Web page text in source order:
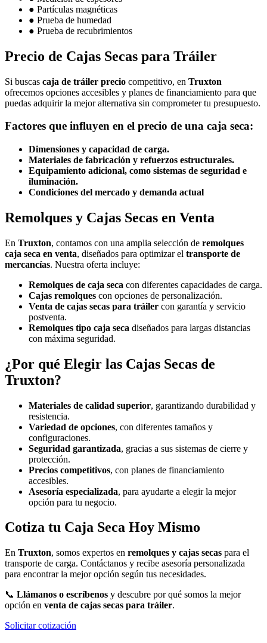
● Partículas magnéticas
● Prueba de humedad
● Prueba de recubrimientos
Precio de Cajas Secas para Tráiler
Si buscas caja de tráiler precio competitivo, en Truxton
ofrecemos opciones accesibles y planes de financiamiento para que
puedas adquirir la mejor alternativa sin comprometer tu presupuesto.
Factores que influyen en el precio de una caja seca:
Dimensiones y capacidad de carga.
Materiales de fabricación y refuerzos estructurales.
Equipamiento adicional, como sistemas de seguridad e
iluminación.
Condiciones del mercado y demanda actual
Remolques y Cajas Secas en Venta
En Truxton, contamos con una amplia selección de remolques
caja seca en venta, diseñados para optimizar el transporte de
mercancías. Nuestra oferta incluye:
Remolques de caja seca con diferentes capacidades de carga.
Cajas remolques con opciones de personalización.
Venta de cajas secas para tráiler con garantía y servicio
postventa.
Remolques tipo caja seca diseñados para largas distancias
con máxima seguridad.
¿Por qué Elegir las Cajas Secas de
Truxton?
Materiales de calidad superior, garantizando durabilidad y
resistencia.
Variedad de opciones, con diferentes tamaños y
configuraciones.
Seguridad garantizada, gracias a sus sistemas de cierre y
protección.
Precios competitivos, con planes de financiamiento
accesibles.
Asesoría especializada, para ayudarte a elegir la mejor
opción para tu negocio.
Cotiza tu Caja Seca Hoy Mismo
En Truxton, somos expertos en remolques y cajas secas para el
transporte de carga. Contáctanos y recibe asesoría personalizada
para encontrar la mejor opción según tus necesidades.
📞 Llámanos o escríbenos y descubre por qué somos la mejor
opción en venta de cajas secas para tráiler.
Solicitar cotización